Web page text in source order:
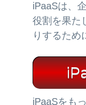
iPaaSは、
役割を果た
りするため
iPaaSをも